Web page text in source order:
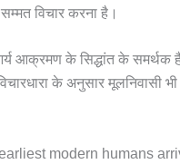
विचार करना है।
आक्रमण के सिद्धांत के
के अनुसार मूलनिवासी
modern humans